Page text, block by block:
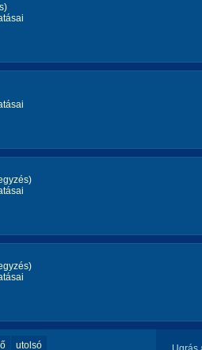
utolsó